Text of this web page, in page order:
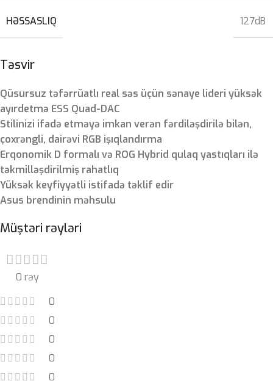
Təsvir
Qüsursuz təfərrüatlı real səs üçün sənaye lideri yüksək
ayırdetmə ESS Quad-DAC
Stilinizi ifadə etməyə imkan verən fərdiləşdirilə bilən,
çoxrəngli, dairəvi RGB işıqlandırma
Erqonomik D formalı və ROG Hybrid qulaq yastıqları ilə
təkmilləşdirilmiş rahatlıq
Yüksək keyfiyyətli istifadə təklif edir
Asus brendinin məhsulu
HƏSSASLIQ 127dB
Müştəri rəyləri
0 rəy
0
0
0
0
0